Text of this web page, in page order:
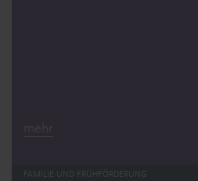
mehr
FAMILIE UND FRÜHFÖRDERUNG